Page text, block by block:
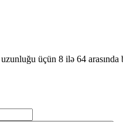
üçün 8 ilə 64